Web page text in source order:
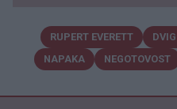
RUPERT EVERETT
NAPAKA
NEGOTOVOST